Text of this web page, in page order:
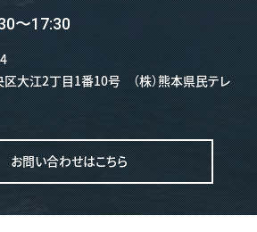
〜17:30
大江2丁目1番10号 （株）熊本県民テレ
お問い合わせはこちら